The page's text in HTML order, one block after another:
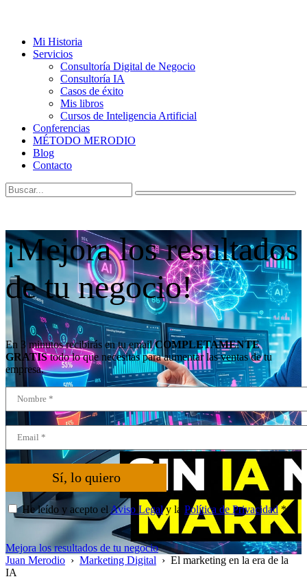
Mi Historia
Servicios
Consultoría Digital de Negocio
Consultoría IA
Casos de éxito
Mis libros
Cursos de Inteligencia Artificial
Conferencias
MÉTODO MERODIO
Blog
Contacto
¡Mejora los resultados
de tu negocio!
En 3 minutos recibirás en tu emailCOMPLETAMENTE
GRATIStodo lo que necesitas para aumentar las ventas de tu
empresa.
Sí, lo quiero
He leído y acepto el Aviso Legaly la Política de Privacidad*
Mejora los resultados de tu negocio
Juan Merodio › Marketing Digital › El marketing en la era de la
IA